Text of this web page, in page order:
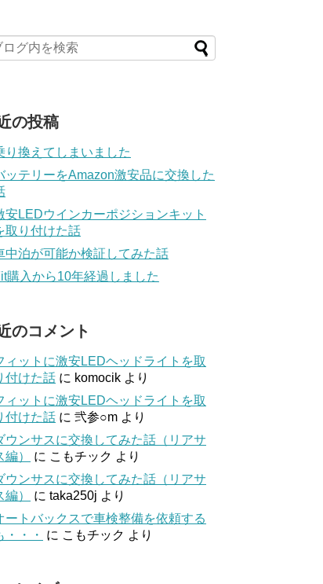
の投稿
り換えてしまいました
ッテリーをAmazon激安品に交換した
安LEDウインカーポジションキット
取り付けた話
中泊が可能か検証してみた話
購入から10年経過しました
のコメント
ィットに激安LEDヘッドライトを取
付けた話 に komocik より
ィットに激安LEDヘッドライトを取
付けた話 に 弐参○m より
ウンサスに交換してみた話（リアサ
編）
に こもチック より
ウンサスに交換してみた話（リアサ
編）
に taka250j より
ートバックスで車検整備を依頼する
・・・
に こもチック より